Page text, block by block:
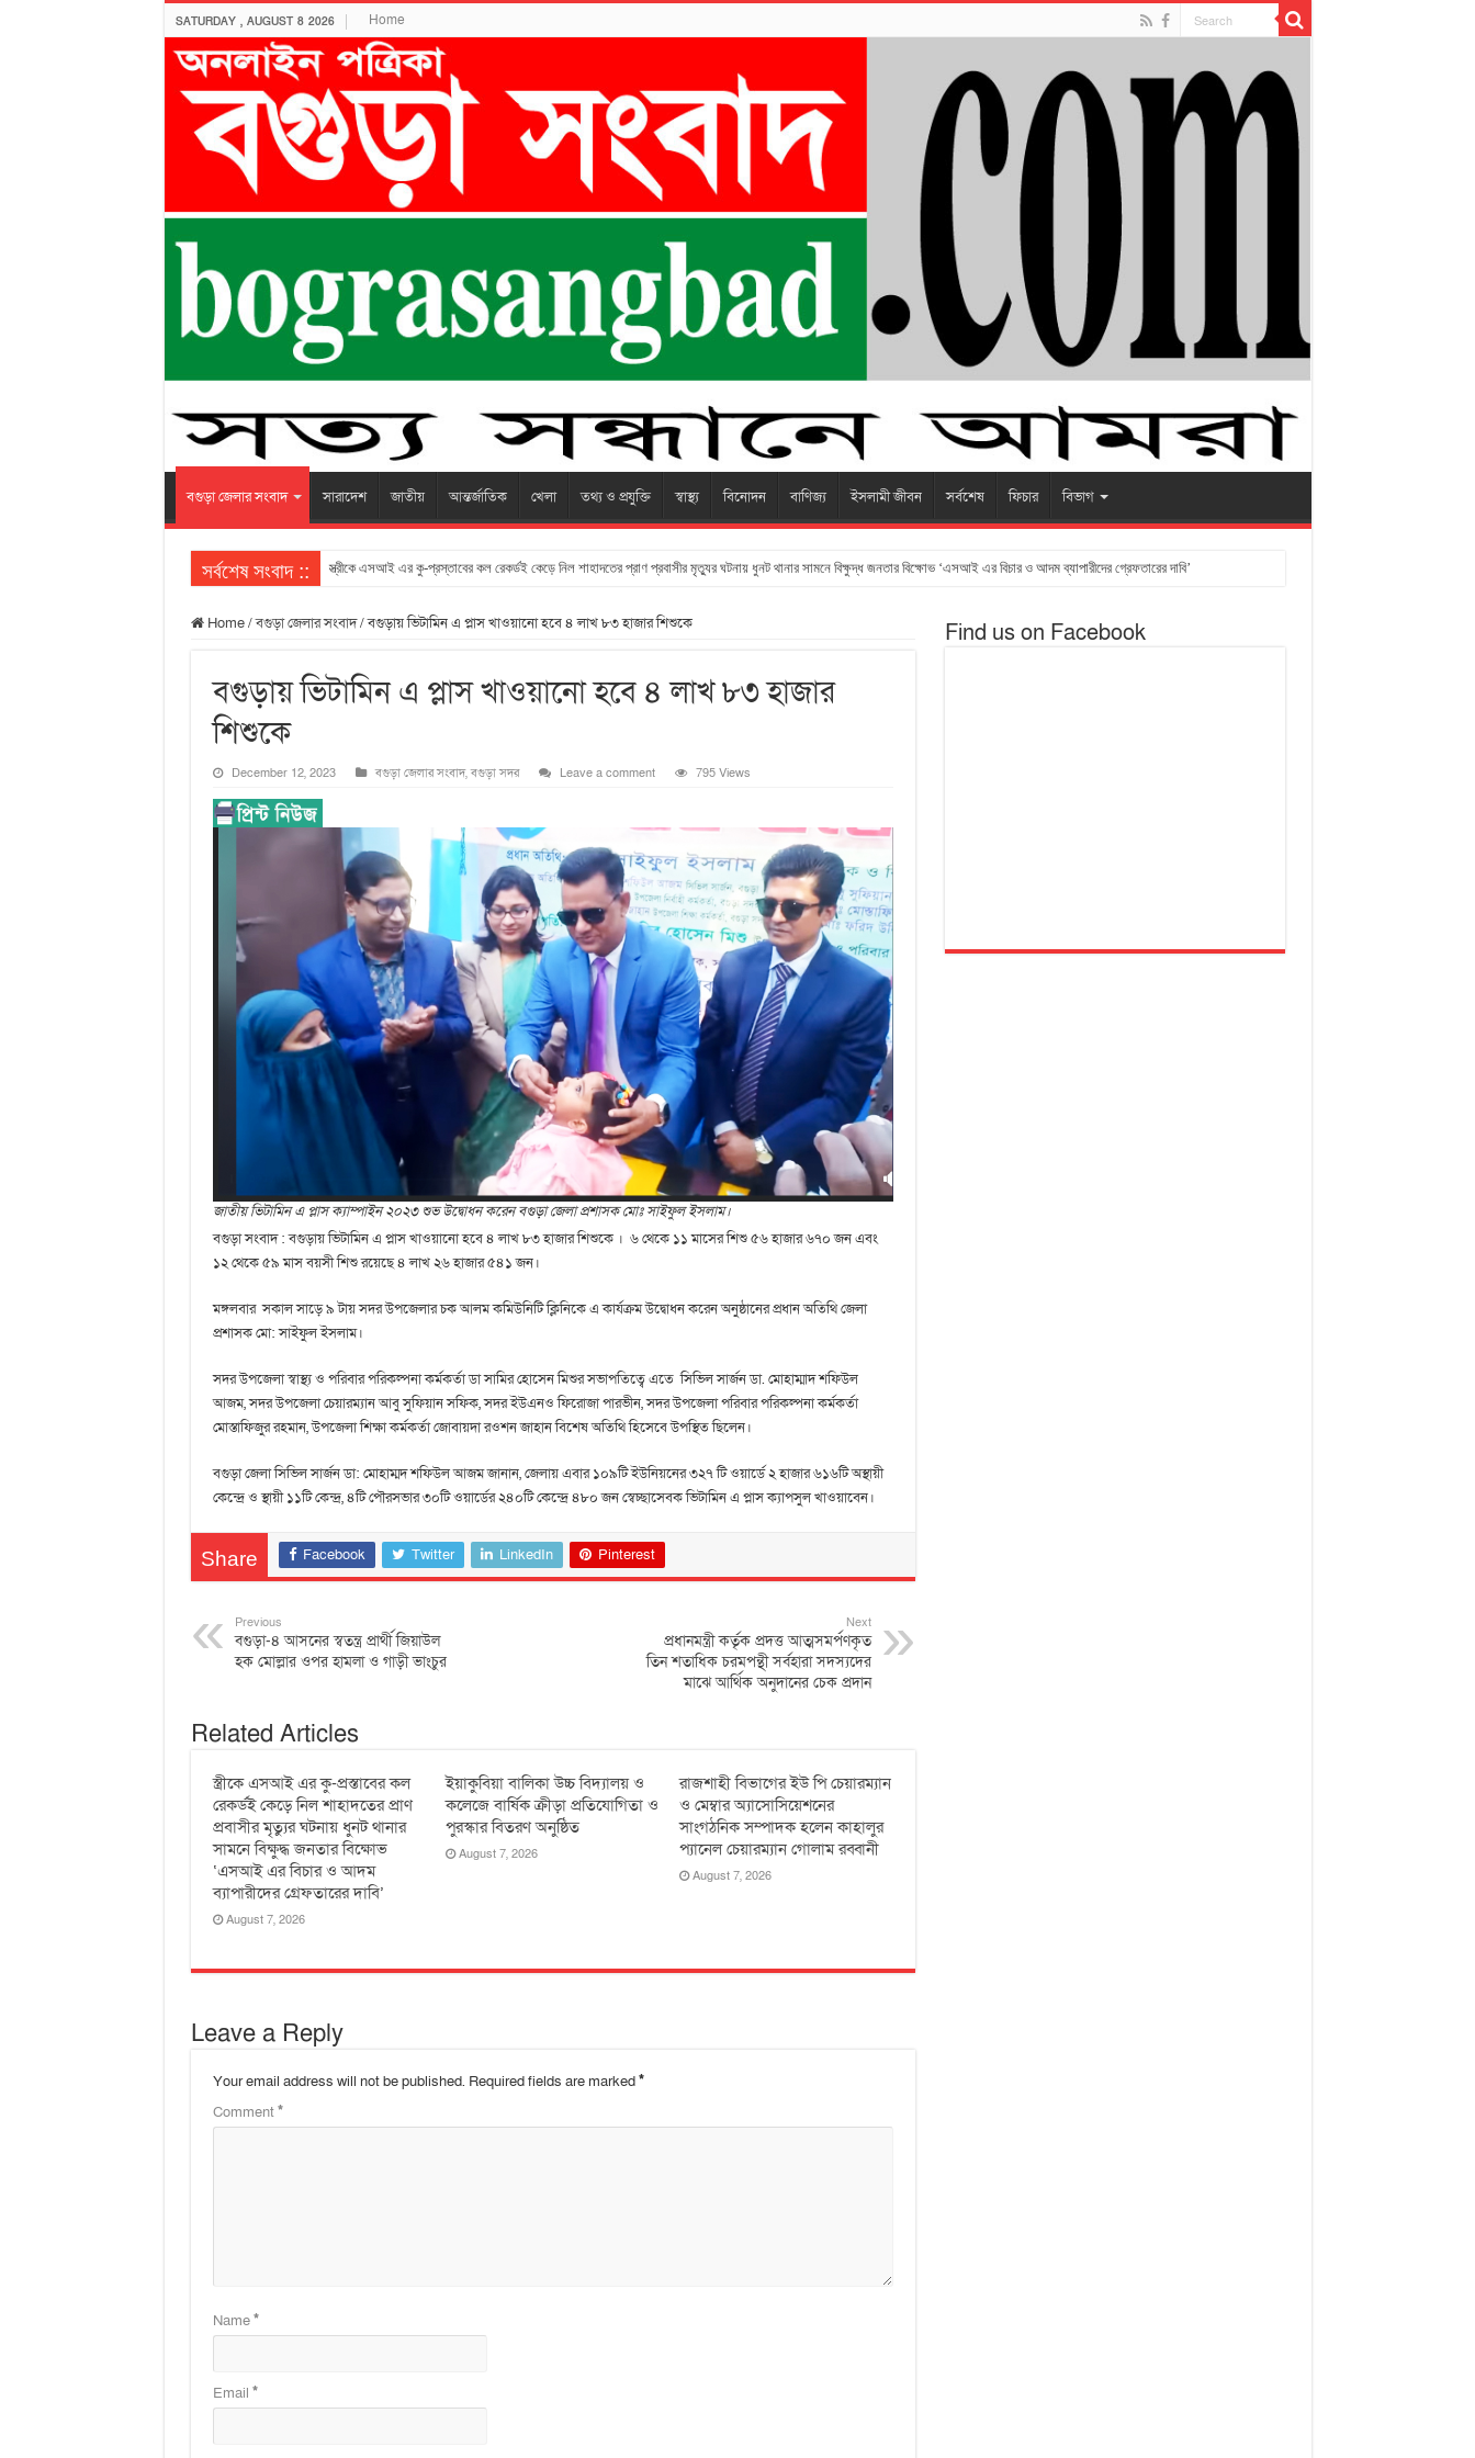
SATURDAY , AUGUST 8 2026 Home
বগুড়া জেলার সংবাদ সারাদেশ জাতীয় আন্তর্জাতিক খেলা তথ্য ও প্রযুক্তি স্বাস্থ্য বিনোদন বাণিজ্য ইসলামী জীবন সর্বশেষ ফিচার বিভাগ
সর্বশেষ সংবাদ :: স্ত্রীকে এসআই এর কু-প্রস্তাবের কল রেকর্ডই কেড়ে নিল শাহাদতের প্রাণ প্রবাসীর মৃত্যুর ঘটনায় ধুনট থানার সামনে বিক্ষুদ্ধ জনতার বিক্ষোভ ‘এসআই এর বিচার ও আদম ব্যাপারীদের গ্রেফতারের দাবি’
Home/বগুড়া জেলার সংবাদ/বগুড়ায় ভিটামিন এ প্লাস খাওয়ানো হবে ৪ লাখ ৮৩ হাজার শিশুকে
বগুড়ায় ভিটামিন এ প্লাস খাওয়ানো হবে ৪ লাখ ৮৩ হাজার
শিশুকে
December 12, 2023 বগুড়া জেলার সংবাদ,বগুড়া সদর Leave a comment 795 Views
জাতীয় ভিটামিন এ প্লাস ক্যাম্পাইন ২০২৩ শুভ উদ্বোধন করেন বগুড়া জেলা প্রশাসক মোঃ সাইফুল ইসলাম।
বগুড়া সংবাদ : বগুড়ায় ভিটামিন এ প্লাস খাওয়ানো হবে ৪ লাখ ৮৩ হাজার শিশুকে । ৬ থেকে ১১ মাসের শিশু ৫৬ হাজার ৬৭০ জন এবং
১২ থেকে ৫৯ মাস বয়সী শিশু রয়েছে ৪ লাখ ২৬ হাজার ৫৪১ জন।
মঙ্গলবার সকাল সাড়ে ৯ টায় সদর উপজেলার চক আলম কমিউনিটি ক্লিনিকে এ কার্যক্রম উদ্বোধন করেন অনুষ্ঠানের প্রধান অতিথি জেলা
প্রশাসক মো: সাইফুল ইসলাম।
সদর উপজেলা স্বাস্থ্য ও পরিবার পরিকল্পনা কর্মকর্তা ডা সামির হোসেন মিশুর সভাপতিত্বে এতে সিভিল সার্জন ডা. মোহাম্মাদ শফিউল
আজম, সদর উপজেলা চেয়ারম্যান আবু সুফিয়ান সফিক, সদর ইউএনও ফিরোজা পারভীন, সদর উপজেলা পরিবার পরিকল্পনা কর্মকর্তা
মোস্তাফিজুর রহমান, উপজেলা শিক্ষা কর্মকর্তা জোবায়দা রওশন জাহান বিশেষ অতিথি হিসেবে উপস্থিত ছিলেন।
বগুড়া জেলা সিভিল সার্জন ডা: মোহাম্মদ শফিউল আজম জানান, জেলায় এবার ১০৯টি ইউনিয়নের ৩২৭ টি ওয়ার্ডে ২ হাজার ৬১৬টি অস্থায়ী
কেন্দ্রে ও স্থায়ী ১১টি কেন্দ্র, ৪টি পৌরসভার ৩০টি ওয়ার্ডের ২৪০টি কেন্দ্রে ৪৮০ জন স্বেচ্ছাসেবক ভিটামিন এ প্লাস ক্যাপসুল খাওয়াবেন।
Share Facebook Twitter LinkedIn Pinterest
Previous
বগুড়া-৪ আসনের স্বতন্ত্র প্রার্থী জিয়াউল
হক মোল্লার ওপর হামলা ও গাড়ী ভাংচুর
Next
প্রধানমন্ত্রী কর্তৃক প্রদত্ত আত্মসমর্পণকৃত
তিন শতাধিক চরমপন্থী সর্বহারা সদস্যদের
মাঝে আর্থিক অনুদানের চেক প্রদান
Related Articles
স্ত্রীকে এসআই এর কু-প্রস্তাবের কল
রেকর্ডই কেড়ে নিল শাহাদতের প্রাণ
প্রবাসীর মৃত্যুর ঘটনায় ধুনট থানার
সামনে বিক্ষুদ্ধ জনতার বিক্ষোভ
‘এসআই এর বিচার ও আদম
ব্যাপারীদের গ্রেফতারের দাবি’
August 7, 2026
ইয়াকুবিয়া বালিকা উচ্চ বিদ্যালয় ও
কলেজে বার্ষিক ক্রীড়া প্রতিযোগিতা ও
পুরস্কার বিতরণ অনুষ্ঠিত
August 7, 2026
রাজশাহী বিভাগের ইউ পি চেয়ারম্যান
ও মেম্বার অ্যাসোসিয়েশনের
সাংগঠনিক সম্পাদক হলেন কাহালুর
প্যানেল চেয়ারম্যান গোলাম রব্বানী
August 7, 2026
Leave a Reply
Your email address will not be published. Required fields are marked*
Comment*
Name*
Email *
Find us on Facebook